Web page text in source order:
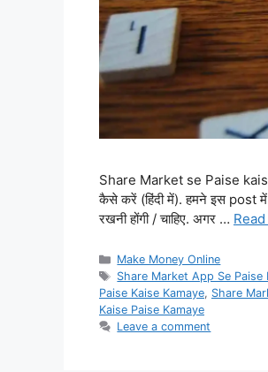
Share Market se Paise
कैसे करें (हिंदी में). हमने इस post में
रखनी होंगी / चाहिए. अगर …
Categories
Make Money Online
Tags
Share Market App Se Paise
Paise Kaise Kamaye, Share
Kaise Paise Kamaye
Leave a comment